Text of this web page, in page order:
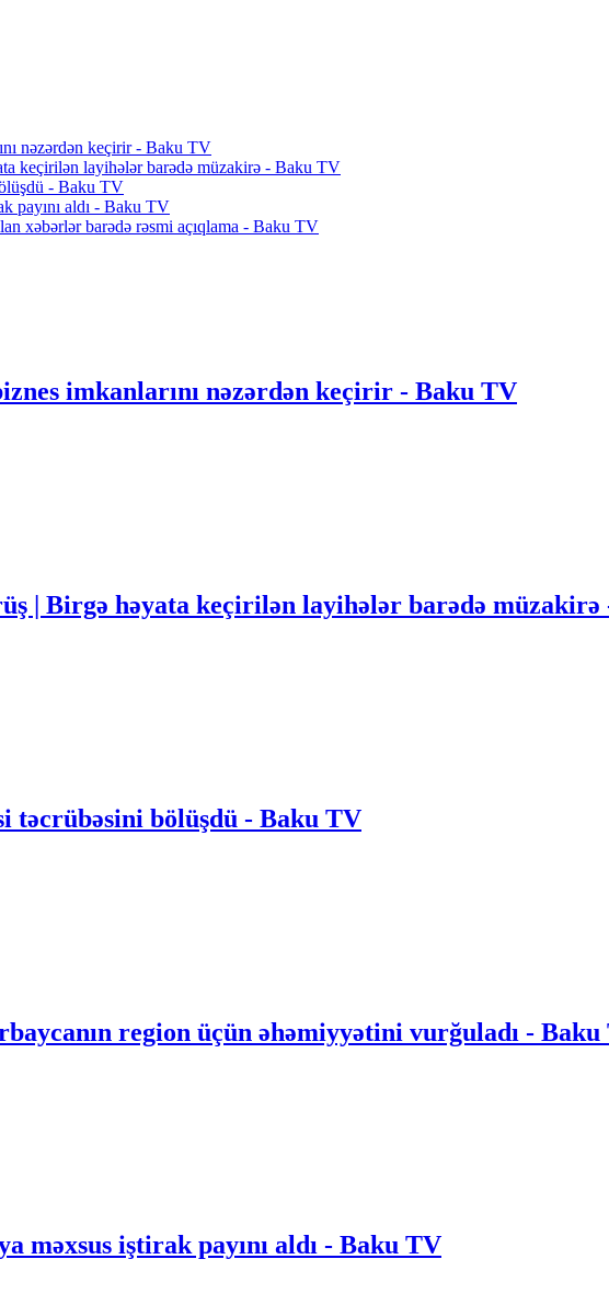
nəzərdən keçirir - Baku TV
keçirilən layihələr barədə müzakirə - Baku TV
- Baku TV
payını aldı - Baku TV
xəbərlər barədə rəsmi açıqlama - Baku TV
imkanlarını nəzərdən keçirir - Baku TV
| Birgə həyata keçirilən layihələr barədə
təcrübəsini bölüşdü - Baku TV
region üçün əhəmiyyətini vurğuladı - Baku
məxsus iştirak payını aldı - Baku TV